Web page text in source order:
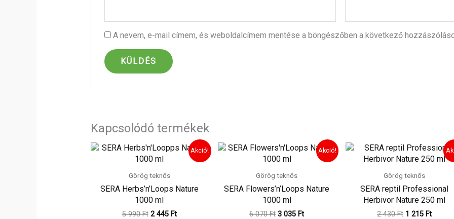
A nevem, e-mail címem, és weboldalcímem mentése a böngészőben a következő
Kapcsolódó termékek
Akció!
Görög teknős
SERA Herbs’n’Loops Nature
1000 ml
5 990Ft
Original
price
was:
5
2 445 Ft
Current
price
Akció!
Görög teknős
SERA Flowers’n’Loops Nature
1000 ml
6 070Ft
Original
price
was:
6
3 035 Ft
Current
price
Görög teknős
SERA reptil Professional
Herbivor Nature 250 ml
2 430Ft
Original
price
was:
2
1 215 Ft
Current
price
is: